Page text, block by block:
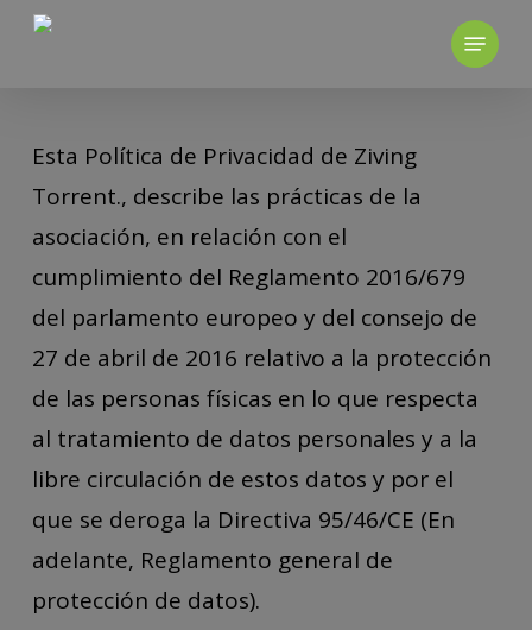
Skip
Esta Política de Privacidad de Ziving
Torrent., describe las prácticas de la
asociación, en relación con el
cumplimiento del Reglamento 2016/679
del parlamento europeo y del consejo de
27 de abril de 2016 relativo a la protección
de las personas físicas en lo que respecta
al tratamiento de datos personales y a la
libre circulación de estos datos y por el
que se deroga la Directiva 95/46/CE (En
adelante, Reglamento general de
protección de datos).